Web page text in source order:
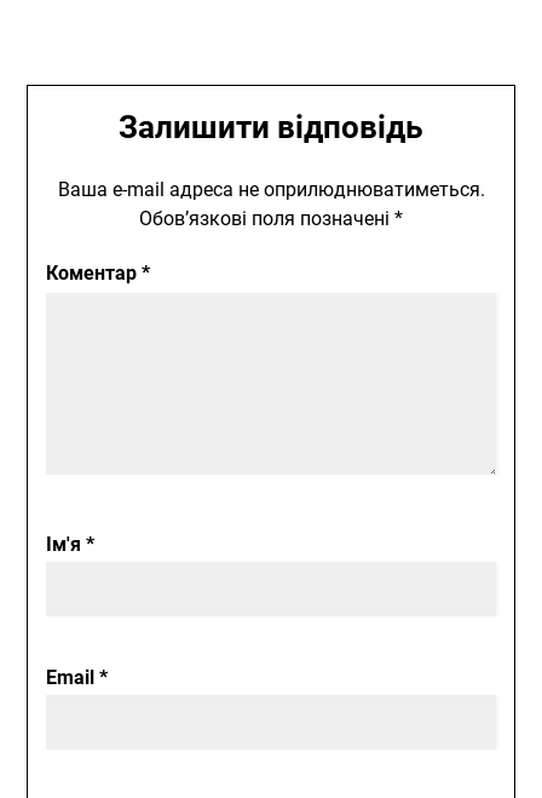
Залишити відповідь
Ваша e-mail адреса не оприлюднюватиметься.
Обов’язкові поля позначені *
Коментар*
Ім'я*
Email*